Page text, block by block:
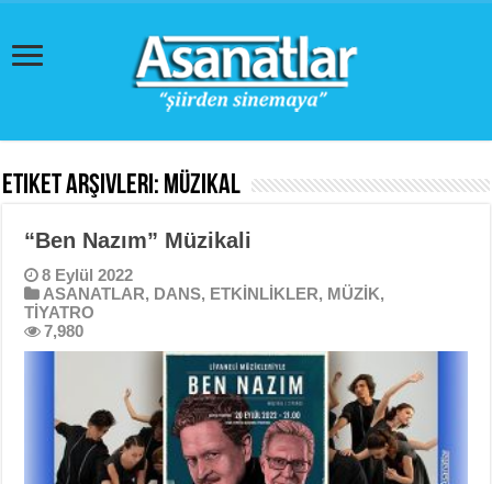
Etiket Arşivleri: müzikal
“Ben Nazım” Müzikali
8 Eylül 2022
ASANATLAR, DANS, ETKİNLİKLER, MÜZİK,
TİYATRO
7,980